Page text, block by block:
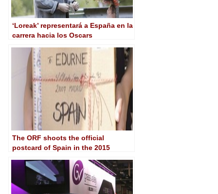
‘Loreak’ representará a España en la
carrera hacia los Oscars
The ORF shoots the official
postcard of Spain in the 2015